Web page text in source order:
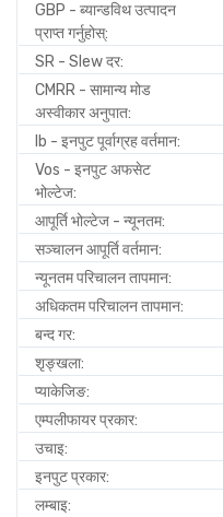
GBP - ब्यान्डविथ उत्पादन
प्राप्त गर्नुहोस्:
SR - Slew दर:
CMRR - सामान्य मोड
अस्वीकार अनुपात:
Ib - इनपुट पूर्वाग्रह वर्तमान:
Vos - इनपुट अफसेट
भोल्टेज:
आपूर्ति भोल्टेज - न्यूनतम:
सञ्चालन आपूर्ति वर्तमान:
न्यूनतम परिचालन तापमान:
अधिकतम परिचालन तापमान:
बन्द गर:
शृङ्खला:
प्याकेजिङ:
एम्पलीफायर प्रकार:
उचाइ:
इनपुट प्रकार:
लम्बाइ: